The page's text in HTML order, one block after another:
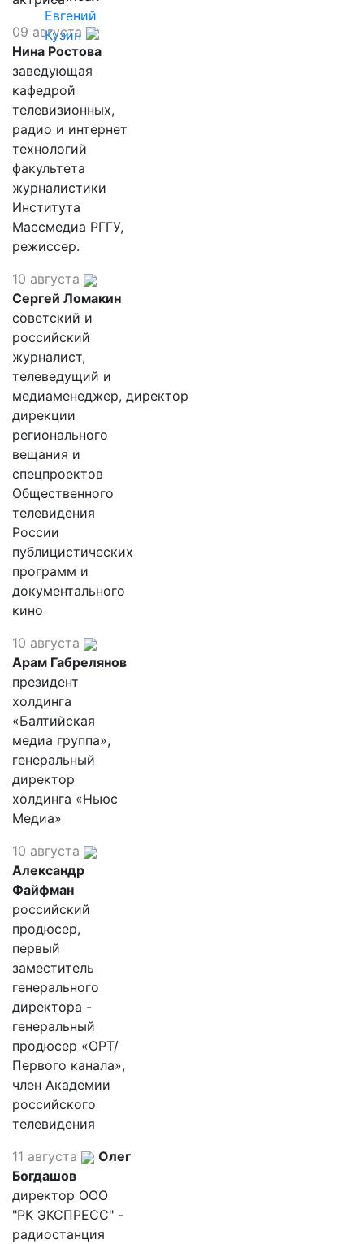
Евгений
Кузин
09 августа
Нина Ростова
заведующая
кафедрой
телевизионных,
радио и интернет
технологий
факультета
журналистики
Института
Массмедиа РГГУ,
режиссер.
10 августа
Сергей Ломакин
советский и
российский
журналист,
телеведущий и
медиаменеджер, директор
дирекции
регионального
вещания и
спецпроектов
Общественного
телевидения
России
публицистических
программ и
документального
кино
10 августа
Арам Габрелянов
президент
холдинга
«Балтийская
медиа группа»,
генеральный
директор
холдинга «Ньюс
Медиа»
10 августа
Александр
Файфман
российский
продюсер,
первый
заместитель
генерального
директора -
генеральный
продюсер «ОРТ/
Первого канала»,
член Академии
российского
телевидения
11 августа
Олег
Богдашов
директор ООО
"РК ЭКСПРЕСС" -
радиостанция